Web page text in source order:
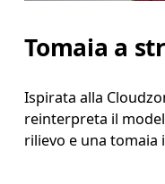
Tomaia a
Ispirata alla
reinterpreta il
rilievo e una tomaia